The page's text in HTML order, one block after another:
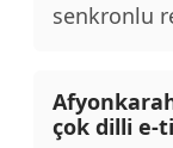
senkronlu
çok dilli e-